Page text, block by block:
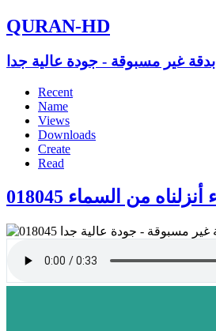
QURAN-HD
بدقة غير مسبوقة - جودة عالية جدا
Recent
Name
Views
Downloads
Create
Read
أنزلناه من السماء